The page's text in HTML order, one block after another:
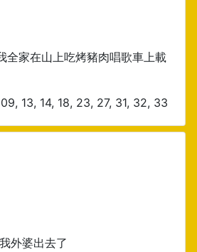
全家在山上吃烤豬肉唱歌車上載
13, 14, 18, 23, 27, 31, 32, 33
外婆出去了